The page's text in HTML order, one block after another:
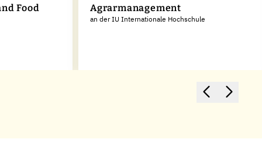
Food
Agrarmanagement
an der IU Internationale Hochschule